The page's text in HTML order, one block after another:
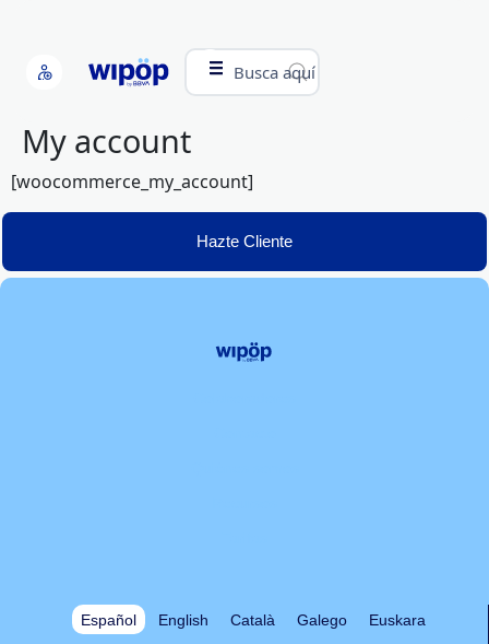
Busca aquí
My account
[woocommerce_my_account]
Hazte Cliente
Español English Català Galego Euskara